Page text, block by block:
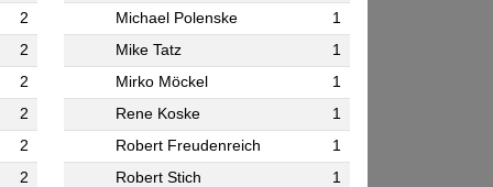
2
2
2
2
2
2
Michael Polenske
1
Mike Tatz
1
Mirko Möckel
1
Rene Koske
1
Robert Freudenreich
1
Robert Stich
1